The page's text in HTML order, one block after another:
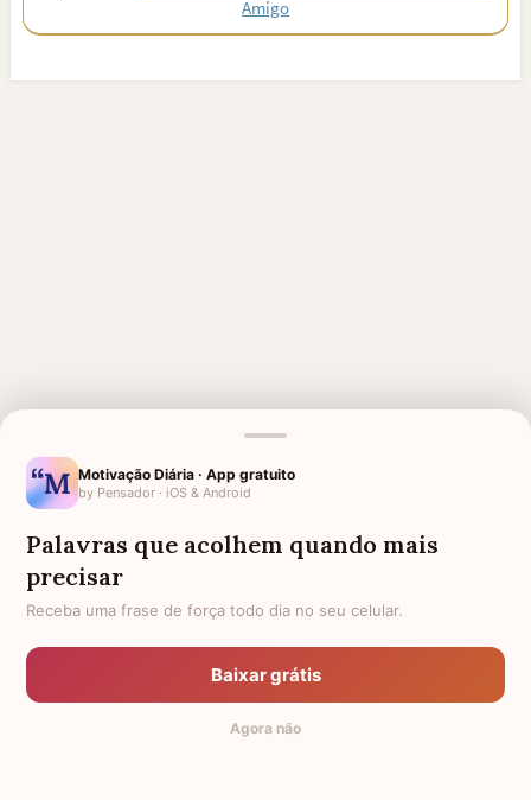
Amigo
MENSAGENS RELACIONADAS
PARA QUEM PERDEU O PAI AMIGA QUE PERDEU O PAI
AMIGA QUE PERDEU A MÃE
PARA QUEM PERDEU A MÃE PARA QUEM PERDEU A AVÓ
Motivação Diária · App gratuito
by Pensador · iOS & Android
Palavras que acolhem quando mais
precisar
Receba uma frase de força todo dia no seu celular.
Baixar grátis
Agora não